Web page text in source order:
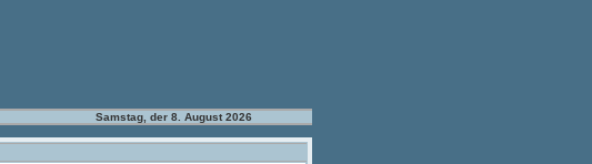
Samstag, der 8. August 2026